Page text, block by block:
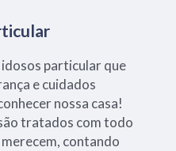
particular que
e cuidados
nossa casa!
tratados com todo
contando